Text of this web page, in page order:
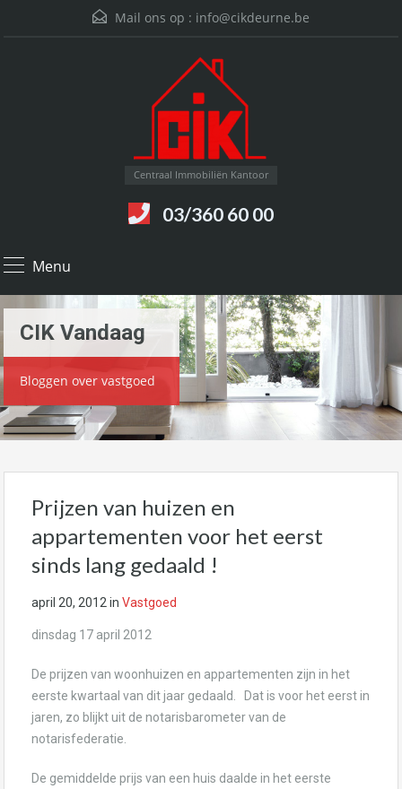
Mail ons op : info@cikdeurne.be
Centraal Immobiliën Kantoor
03/360 60 00
Menu
CIK Vandaag
Bloggen over vastgoed
Prijzen van huizen en
appartementen voor het eerst
sinds lang gedaald !
april 20, 2012 in Vastgoed
dinsdag 17 april 2012
De prijzen van woonhuizen en appartementen zijn in het
eerste kwartaal van dit jaar gedaald. Dat is voor het eerst in
jaren, zo blijkt uit de notarisbarometer van de
notarisfederatie.
De gemiddelde prijs van een huis daalde in het eerste